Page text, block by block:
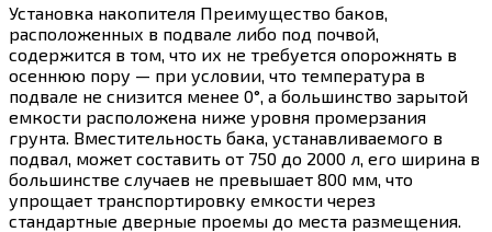
Установка накопителя Преимущество баков,
расположенных в подвале либо под почвой,
содержится в том, что их не требуется опорожнять в
осеннюю пору — при условии, что температура в
подвале не снизится менее 0°, а большинство зарытой
емкости расположена ниже уровня промерзания
грунта. Вместительность бака, устанавливаемого в
подвал, может составить от 750 до 2000 л, его ширина в
большинстве случаев не превышает 800 мм, что
упрощает транспортировку емкости через
стандартные дверные проемы до места размещения.